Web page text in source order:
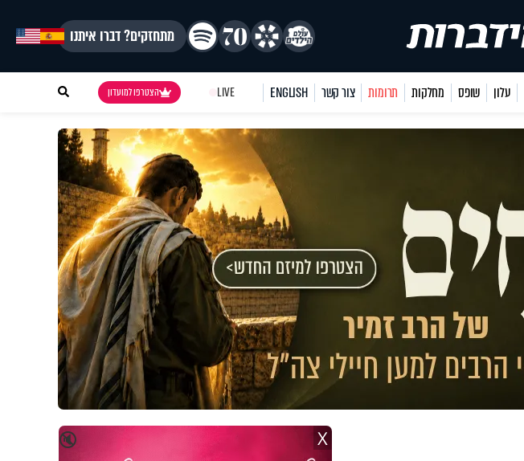
מתחזקים? דברו איתנו
עלון שופס מחלקות תרומות צור קשר ENGLISH
LIVE הצטרפו למועדון
🔇 X